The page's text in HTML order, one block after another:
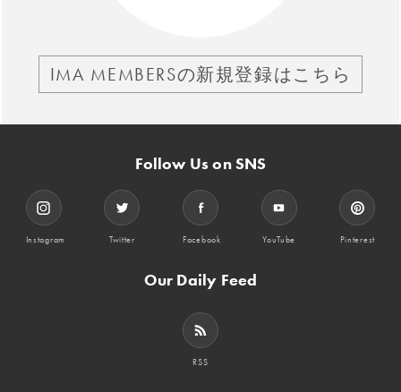
IMA MEMBERSの新規登録はこちら
Follow Us on SNS
Instagram Twitter Facebook YouTube Pinterest
Our Daily Feed
RSS